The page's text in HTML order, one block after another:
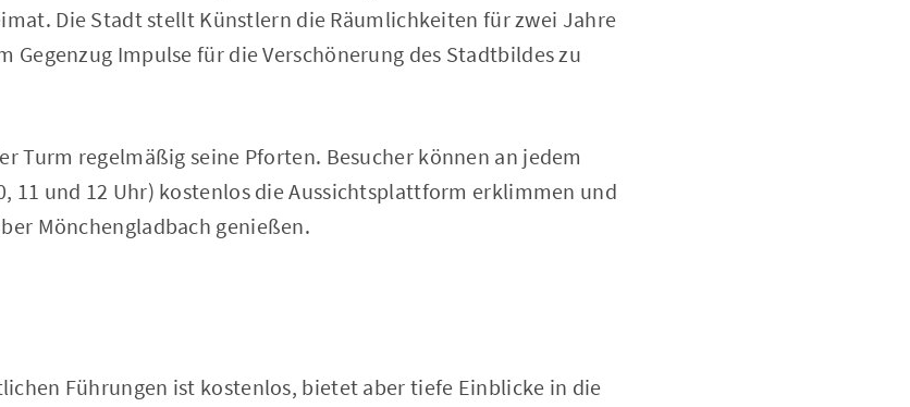
Die Stadt stellt Künstlern die Räumlichkeiten für zwei Jahre
Gegenzug Impulse für die Verschönerung des Stadtbildes zu
Turm regelmäßig seine Pforten. Besucher können an jedem
11 und 12 Uhr) kostenlos die Aussichtsplattform erklimmen und
Mönchengladbach genießen.
Führungen ist kostenlos, bietet aber tiefe Einblicke in die